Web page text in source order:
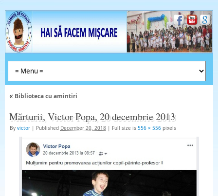
«Biblioteca cu amintiri
Mărturii, Victor Popa, 20 decembrie 2013
By victor | Published December 20, 2018 | Full size is 556 × 556pixels